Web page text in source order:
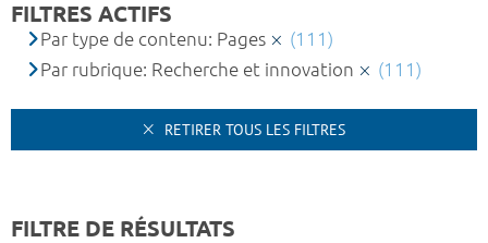
FILTRES ACTIFS
Par type de contenu: Pages
(111)
Par rubrique: Recherche et innovation
(111)
RETIRER TOUS LES FILTRES
FILTRE DE RÉSULTATS